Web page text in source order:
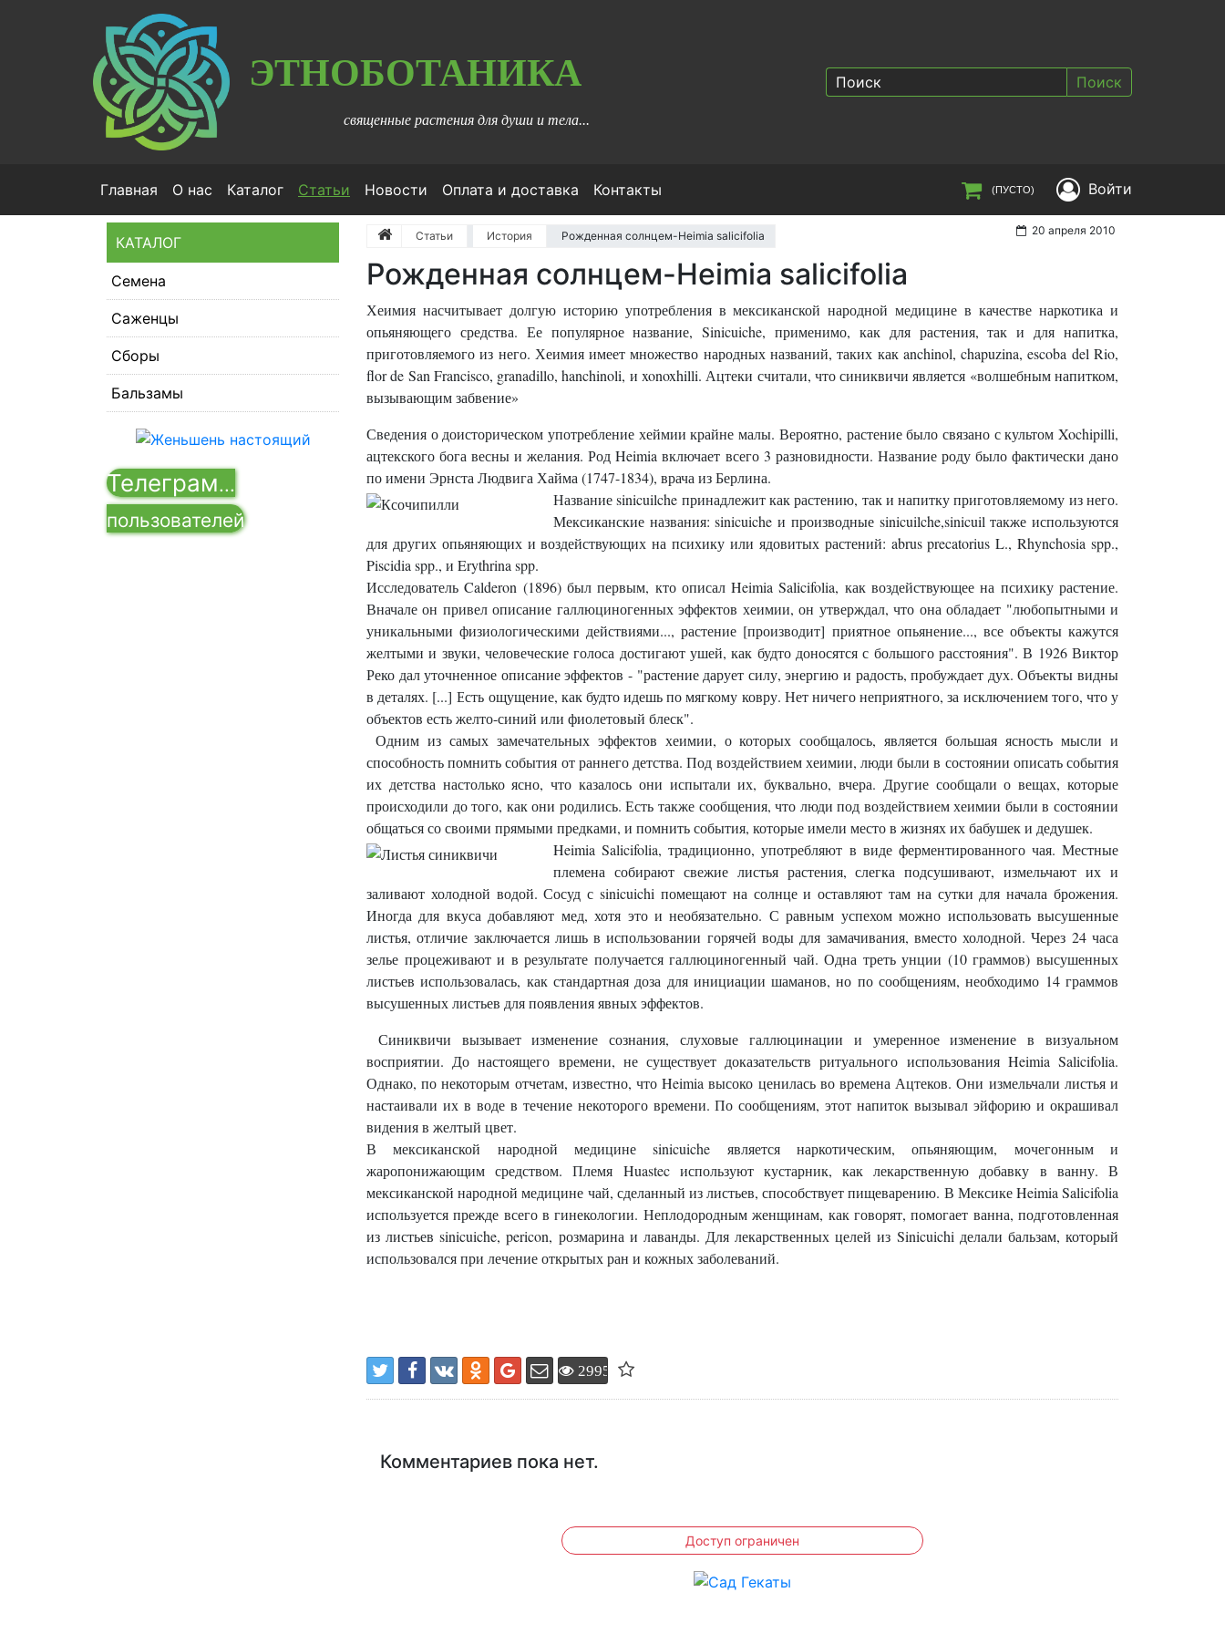
ЭТНОБОТАНИКА
священные растения для души и тела...
Поиск
Главная О нас Каталог Статьи (current)
Новости Оплата и доставка Контакты (ПУСТО) Войти
КАТАЛОГ
Семена
Саженцы
Сборы
Бальзамы
Телеграм...
пользователей
Статьи История Рожденная солнцем-Heimia salicifolia 20 апреля 2010
Рожденная солнцем-Heimia salicifolia
Хеимия насчитывает долгую историю употребления в мексиканской народной медицине в качестве наркотика и
опьяняющего средства. Ее популярное название, Sinicuiche, применимо, как для растения, так и для напитка,
приготовляемого из него. Хеимия имеет множество народных названий, таких как anchinol, chapuzina, escoba del Rio,
flor de San Francisco, granadillo, hanchinoli, и xonoxhilli. Ацтеки считали, что синиквичи является «волшебным напитком,
вызывающим забвение»
Сведения о доисторическом употребление хеймии крайне малы. Вероятно, растение было связано с культом Xochipilli,
ацтекского бога весны и желания. Род Heimia включает всего 3 разновидности. Название роду было фактически дано
по имени Эрнста Людвига Хайма (1747-1834), врача из Берлина.
Название sinicuilche принадлежит как растению, так и напитку приготовляемому из него.
Мексиканские названия: sinicuiche и производные sinicuilche,sinicuil также используются
для других опьяняющих и воздействующих на психику или ядовитых растений: abrus precatorius L., Rhynchosia spp.,
Piscidia spp., и Erythrina spp.
Исследователь Calderon (1896) был первым, кто описал Heimia Salicifolia, как воздействующее на психику растение.
Вначале он привел описание галлюциногенных эффектов хеимии, он утверждал, что она обладает "любопытными и
уникальными физиологическими действиями..., растение [производит] приятное опьянение..., все объекты кажутся
желтыми и звуки, человеческие голоса достигают ушей, как будто доносятся с большого расстояния". В 1926 Виктор
Реко дал уточненное описание эффектов - "растение дарует силу, энергию и радость, пробуждает дух. Объекты видны
в деталях. [...] Есть ощущение, как будто идешь по мягкому ковру. Нет ничего неприятного, за исключением того, что у
объектов есть желто-синий или фиолетовый блеск".
Одним из самых замечательных эффектов хеимии, о которых сообщалось, является большая ясность мысли и
способность помнить события от раннего детства. Под воздействием хеимии, люди были в состоянии описать события
их детства настолько ясно, что казалось они испытали их, буквально, вчера. Другие сообщали о вещах, которые
происходили до того, как они родились. Есть также сообщения, что люди под воздействием хеимии были в состоянии
общаться со своими прямыми предками, и помнить события, которые имели место в жизнях их бабушек и дедушек.
Heimia Salicifolia, традиционно, употребляют в виде ферментированного чая. Местные
племена собирают свежие листья растения, слегка подсушивают, измельчают их и
заливают холодной водой. Сосуд с sinicuichi помещают на солнце и оставляют там на сутки для начала брожения.
Иногда для вкуса добавляют мед, хотя это и необязательно. С равным успехом можно использовать высушенные
листья, отличие заключается лишь в использовании горячей воды для замачивания, вместо холодной. Через 24 часа
зелье процеживают и в результате получается галлюциногенный чай. Одна треть унции (10 граммов) высушенных
листьев использовалась, как стандартная доза для инициации шаманов, но по сообщениям, необходимо 14 граммов
высушенных листьев для появления явных эффектов.
Синиквичи вызывает изменение сознания, слуховые галлюцинации и умеренное изменение в визуальном
восприятии. До настоящего времени, не существует доказательств ритуального использования Heimia Salicifolia.
Однако, по некоторым отчетам, известно, что Heimia высоко ценилась во времена Ацтеков. Они измельчали листья и
настаивали их в воде в течение некоторого времени. По сообщениям, этот напиток вызывал эйфорию и окрашивал
видения в желтый цвет.
В мексиканской народной медицине sinicuiche является наркотическим, опьяняющим, мочегонным и
жаропонижающим средством. Племя Huastec используют кустарник, как лекарственную добавку в ванну. В
мексиканской народной медицине чай, сделанный из листьев, способствует пищеварению. В Мексике Heimia Salicifolia
используется прежде всего в гинекологии. Неплодородным женщинам, как говорят, помогает ванна, подготовленная
из листьев sinicuiche, pericon, розмарина и лаванды. Для лекарственных целей из Sinicuichi делали бальзам, который
использовался при лечение открытых ран и кожных заболеваний.
2995
Комментариев пока нет.
Доступ ограничен